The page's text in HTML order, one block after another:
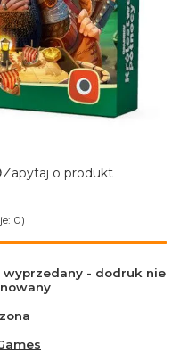
Zapytaj o produkt
0)
wyprzedany - dodruk nie